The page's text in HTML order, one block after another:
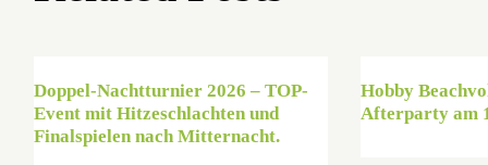
Doppel-Nachtturnier 2026 – TOP-
Event mit Hitzeschlachten und
Finalspielen nach Mitternacht.
Hobby
Afterparty am